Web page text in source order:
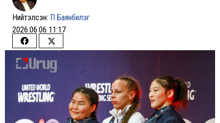
Нийтэлсэн: П Баянбилэг
2026.06.06 11:17
Share
on
Share
on